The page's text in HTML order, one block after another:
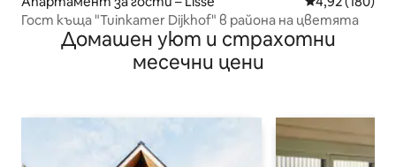
Гост къща "Tuinkamer Dijkhof" в района на цветята
Домашен уют и страхотни
месечни цени